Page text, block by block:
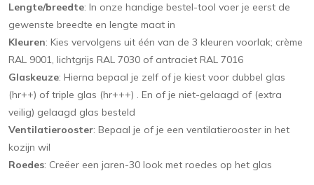
Lengte/breedte: In onze handige bestel-tool voer je eerst de
gewenste breedte en lengte maat in
Kleuren: Kies vervolgens uit één van de 3 kleuren voorlak; crème
RAL 9001, lichtgrijs RAL 7030 of antraciet RAL 7016
Glaskeuze: Hierna bepaal je zelf of je kiest voor dubbel glas
(hr++) of triple glas (hr+++) . En of je niet-gelaagd of (extra
veilig) gelaagd glas besteld
Ventilatierooster: Bepaal je of je een ventilatierooster in het
kozijn wil
Roedes: Creëer een jaren-30 look met roedes op het glas